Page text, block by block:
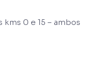
0 e 15 – ambos